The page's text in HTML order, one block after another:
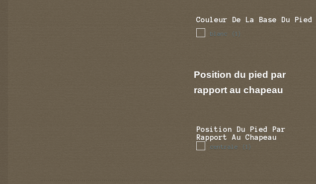
Couleur De La Base Du Pied
blanc (1)
Position du pied par
rapport au chapeau
Position Du Pied Par
Rapport Au Chapeau
centrale (1)